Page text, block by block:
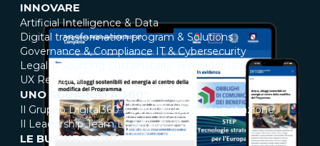
INNOVARE
Artificial Intelligence & Data
Digital transformation program & Solutions
Governance & Compliance IT & Cybersecurity
Legal & Sourcing
Tech adoption
UX Research
UNO SGUARDO A 360°
Il Gruppo Digital360 Il Consiglio di Amministrazione
Il Leadership Team Le sedi
LE BUSINESS UNIT